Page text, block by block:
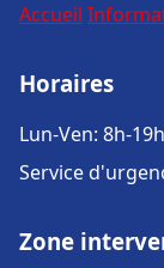
Accueil
Horaires
Lun-Ven: 8h-19h
Service
Zone